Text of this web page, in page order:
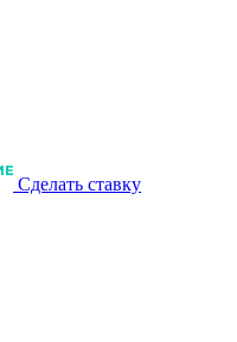
Сделать ставку